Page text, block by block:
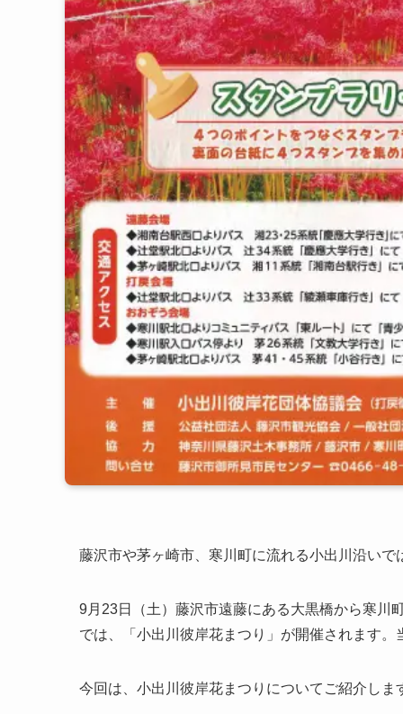
藤沢市や茅ヶ崎市、寒川町に流れる小出川沿い
9月23日（土）藤沢市遠藤にある大黒橋から寒川
では、「小出川彼岸花まつり」が開催されます
今回は、小出川彼岸花まつりについてご紹介しま